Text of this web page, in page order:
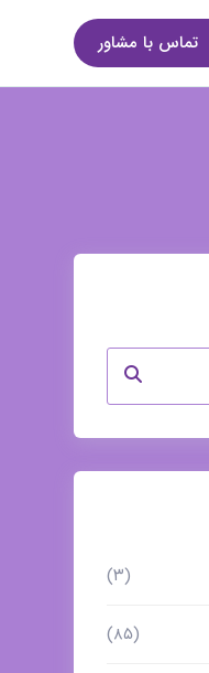
تماس با مشاور
(۳)
(۸۵)